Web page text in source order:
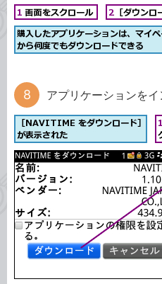
アプリケーションを